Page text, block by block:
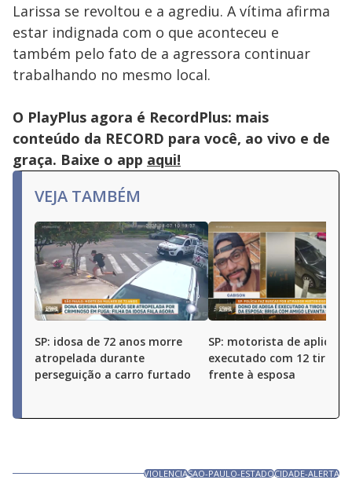
Larissa se revoltou e a agrediu. A vítima afirma
estar indignada com o que aconteceu e
também pelo fato de a agressora continuar
trabalhando no mesmo local.
O PlayPlus agora é RecordPlus: mais
conteúdo da RECORD para você, ao vivo e de
graça. Baixe o app aqui!
VEJA TAMBÉM
SP: idosa de 72 anos morre
atropelada durante
perseguição a carro furtado
SP: motorista de
executado com 12 tiros
frente à esposa
VIOLENCIASAO-PAULO-ESTADOCIDADE-ALERTA